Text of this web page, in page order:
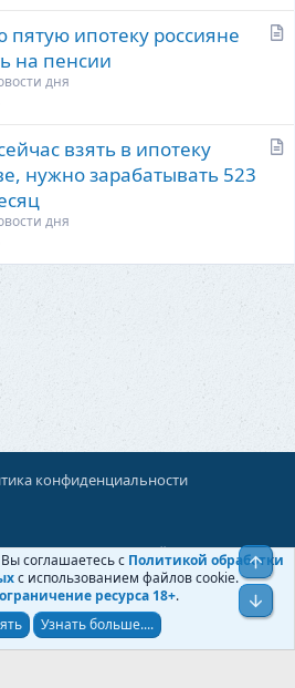
пятую ипотеку россияне
на пенсии
дня
я
взять в ипотеку
нужно зарабатывать 523
дня
конфиденциальности
«Территория Дискуссий»
, 2025-2026
соглашаетесь с Политикой обработки
с использованием файлов cookie.
ресурса 18+.
Узнать больше....
Верх